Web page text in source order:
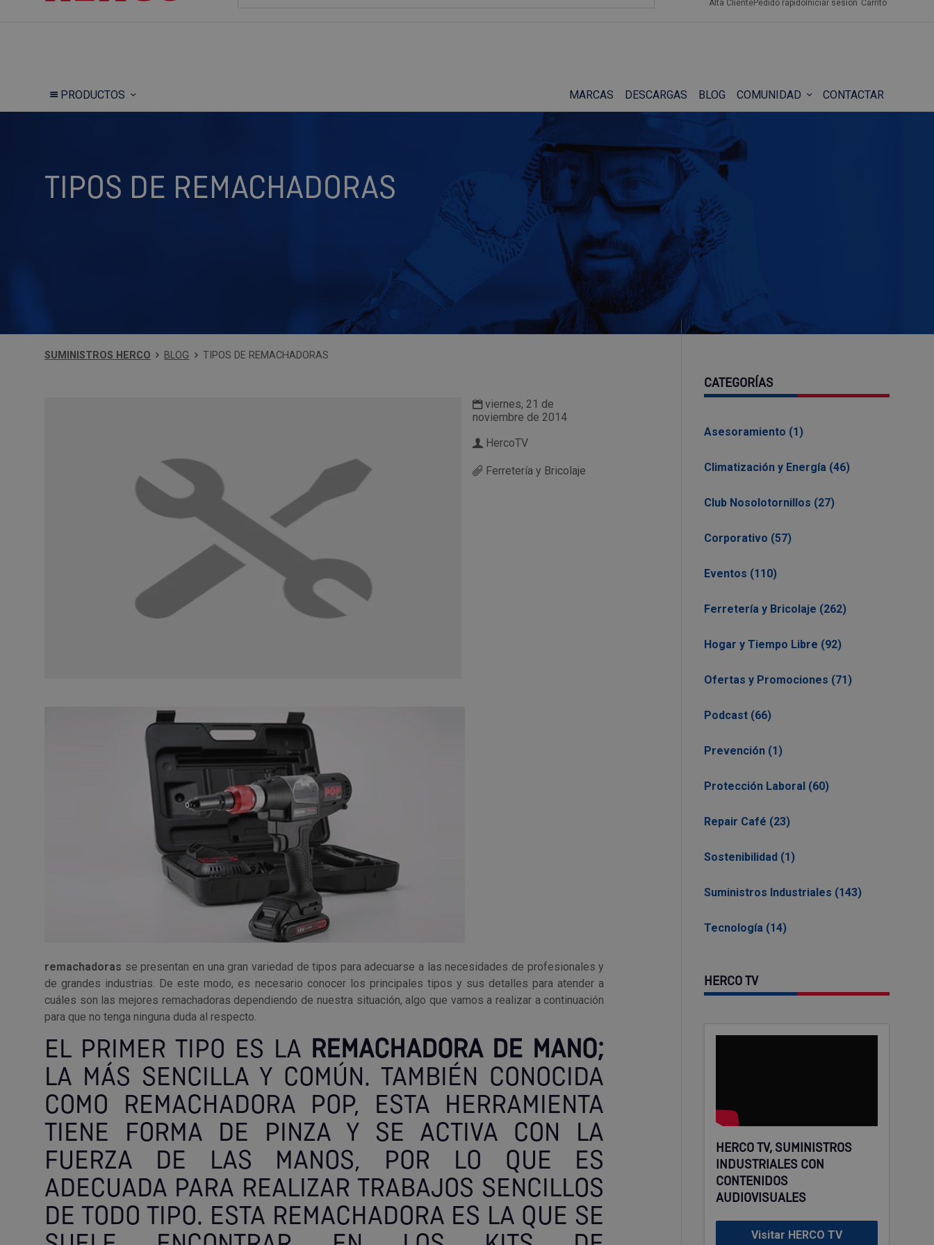
Alta ClientePedido rápido Iniciar sesión Carrito
PRODUCTOS MARCAS DESCARGAS BLOG COMUNIDAD CONTACTAR
TIPOS DE REMACHADORAS
SUMINISTROS HERCO BLOG TIPOS DE REMACHADORAS
viernes, 21 de
noviembre de 2014
HercoTV
Ferretería y Bricolaje
remachadoras se presentan en una gran variedad de tipos para adecuarse a las necesidades de profesionales y
de grandes industrias. De este modo, es necesario conocer los principales tipos y sus detalles para atender a
cuáles son las mejores remachadoras dependiendo de nuestra situación, algo que vamos a realizar a continuación
para que no tenga ninguna duda al respecto.
EL PRIMER TIPO ES LA REMACHADORA DE MANO;
LA MÁS SENCILLA Y COMÚN. TAMBIÉN CONOCIDA
COMO REMACHADORA POP, ESTA HERRAMIENTA
TIENE FORMA DE PINZA Y SE ACTIVA CON LA
FUERZA DE LAS MANOS, POR LO QUE ES
ADECUADA PARA REALIZAR TRABAJOS SENCILLOS
DE TODO TIPO. ESTA REMACHADORA ES LA QUE SE
CATEGORÍAS
Asesoramiento (1)
Climatización y Energía (46)
Club Nosolotornillos (27)
Corporativo (57)
Eventos (110)
Ferretería y Bricolaje (262)
Hogar y Tiempo Libre (92)
Ofertas y Promociones (71)
Podcast (66)
Prevención (1)
Protección Laboral (60)
Repair Café (23)
Sostenibilidad (1)
Suministros Industriales (143)
Tecnología (14)
HERCO TV
HERCO TV, SUMINISTROS
INDUSTRIALES CON
CONTENIDOS
AUDIOVISUALES
Visitar HERCO TV